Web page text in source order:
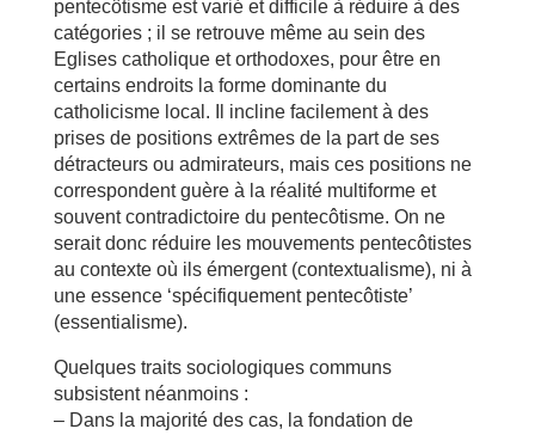
pentecôtisme est varié et difficile à réduire à des
catégories ; il se retrouve même au sein des
Eglises catholique et orthodoxes, pour être en
certains endroits la forme dominante du
catholicisme local. Il incline facilement à des
prises de positions extrêmes de la part de ses
détracteurs ou admirateurs, mais ces positions ne
correspondent guère à la réalité multiforme et
souvent contradictoire du pentecôtisme. On ne
serait donc réduire les mouvements pentecôtistes
au contexte où ils émergent (contextualisme), ni à
une essence ‘spécifiquement pentecôtiste’
(essentialisme).
Quelques traits sociologiques communs
subsistent néanmoins :
– Dans la majorité des cas, la fondation de